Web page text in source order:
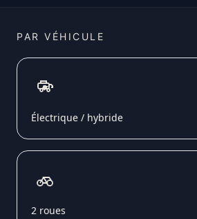
PAR VÉHICULE
Électrique / hybride
2 roues